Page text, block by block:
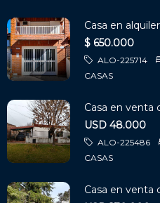
Casa en
$ 650.000
ALO-225714
CASAS
Casa en venta
USD 48.000
ALO-225486
CASAS
Casa en venta